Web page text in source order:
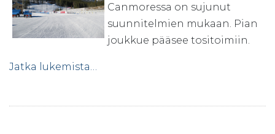
Canmoressa on sujunut
suunnitelmien mukaan. Pian
joukkue pääsee tositoimiin.
Jatka lukemista…